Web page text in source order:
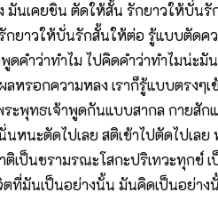
มันเคยชิน ตัดให้สั้น รักยาวให้
ยาวให้บั่นรักสั้นให้ต่อ รู้แบบตัดค
พูดคำว่าทำไม ไปคิดคำว่าทำไม
รอกความหลง เราก็รู้แบบตรงๆ
พุทธเจ้าพูดกันแบบสากล กายสัก
นะตัดไปเลย สติเข้าไปตัดไปเ
ป็นชรามรณะโสกะปริเทวะทุกข์
ตที่มันเป็นอย่างนั้น มันคิดเป็นอย่าง